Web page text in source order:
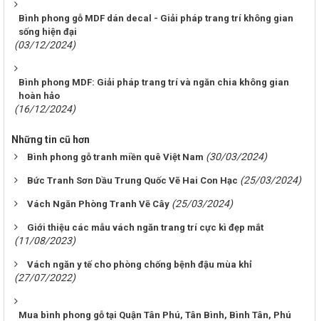
Bình phong gỗ MDF dán decal - Giải pháp trang trí không gian
sống hiện đại
(03/12/2024)
Bình phong MDF: Giải pháp trang trí và ngăn chia không gian
hoàn hảo
(16/12/2024)
Những tin cũ hơn
Bình phong gỗ tranh miền quê Việt Nam (30/03/2024)
Bức Tranh Sơn Dầu Trung Quốc Vẽ Hai Con Hạc (25/03/2024)
Vách Ngăn Phòng Tranh Vẽ Cây (25/03/2024)
Giới thiệu các mẫu vách ngăn trang trí cực kì đẹp mắt
(11/08/2023)
Vách ngăn y tế cho phòng chống bệnh đậu mùa khỉ
(27/07/2022)
Mua bình phong gỗ tại Quận Tân Phú, Tân Bình, Bình Tân, Phú